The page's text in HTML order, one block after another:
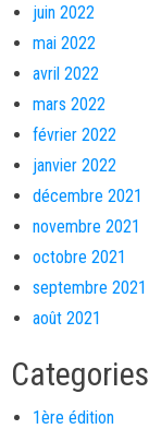
juin 2022
mai 2022
avril 2022
mars 2022
février 2022
janvier 2022
décembre 2021
novembre 2021
octobre 2021
septembre 2021
août 2021
Categories
1ère édition